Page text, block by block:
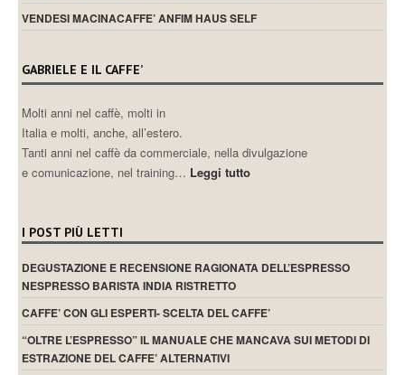
VENDESI MACINACAFFE’ ANFIM HAUS SELF
GABRIELE E IL CAFFE’
Molti anni nel caffè, molti in
Italia e molti, anche, all’estero.
Tanti anni nel caffè da commerciale, nella divulgazione
e comunicazione, nel training… Leggi tutto
I POST PIÙ LETTI
DEGUSTAZIONE E RECENSIONE RAGIONATA DELL’ESPRESSO
NESPRESSO BARISTA INDIA RISTRETTO
CAFFE’ CON GLI ESPERTI- SCELTA DEL CAFFE’
“OLTRE L’ESPRESSO” IL MANUALE CHE MANCAVA SUI METODI DI
ESTRAZIONE DEL CAFFE’ ALTERNATIVI